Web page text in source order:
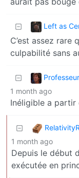
Left as
C’est assez rare
culpabilité sans
1 month ago
Inéligible a partir
1 month ago
Depuis le début
exécutée en